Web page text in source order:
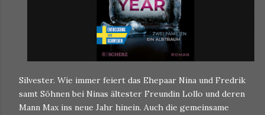
Silvester. Wie immer feiert das Ehepaar Nina und Fredrik
samt Söhnen bei Ninas ältester Freundin Lollo und deren
Mann Max ins neue Jahr hinein. Auch die gemeinsame